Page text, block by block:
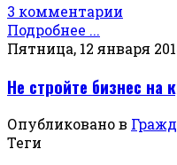
3 комментарии
Подробнее ...
Пятница, 12 января
Не стройте бизнес на
Опубликовано в
Теги